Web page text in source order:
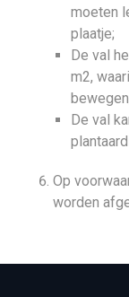
moeten
plaatje;
De val
m2,
De val
Op
worden